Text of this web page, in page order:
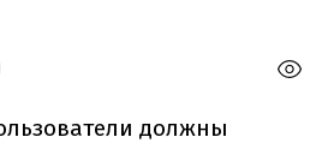
должны